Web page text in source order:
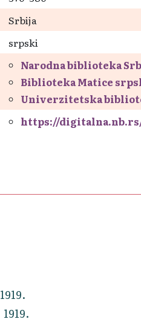
Srbija
srpski
Narodna biblioteka
Biblioteka Matice
Univerzitetska
https://digitalna.nb.rs/
1919.
1919.